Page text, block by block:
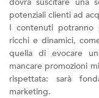
potenziali clienti ad
I contenuti potranno
ricchi e dinamici,
quella di evocare
mancare promozioni
rispettata: sarà
marketing.